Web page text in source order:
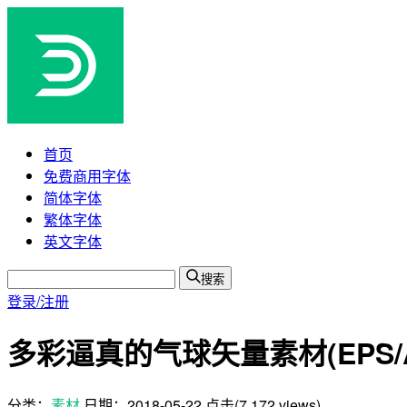
首页
免费商用字体
简体字体
繁体字体
英文字体
搜索
登录/注册
多彩逼真的气球矢量素材